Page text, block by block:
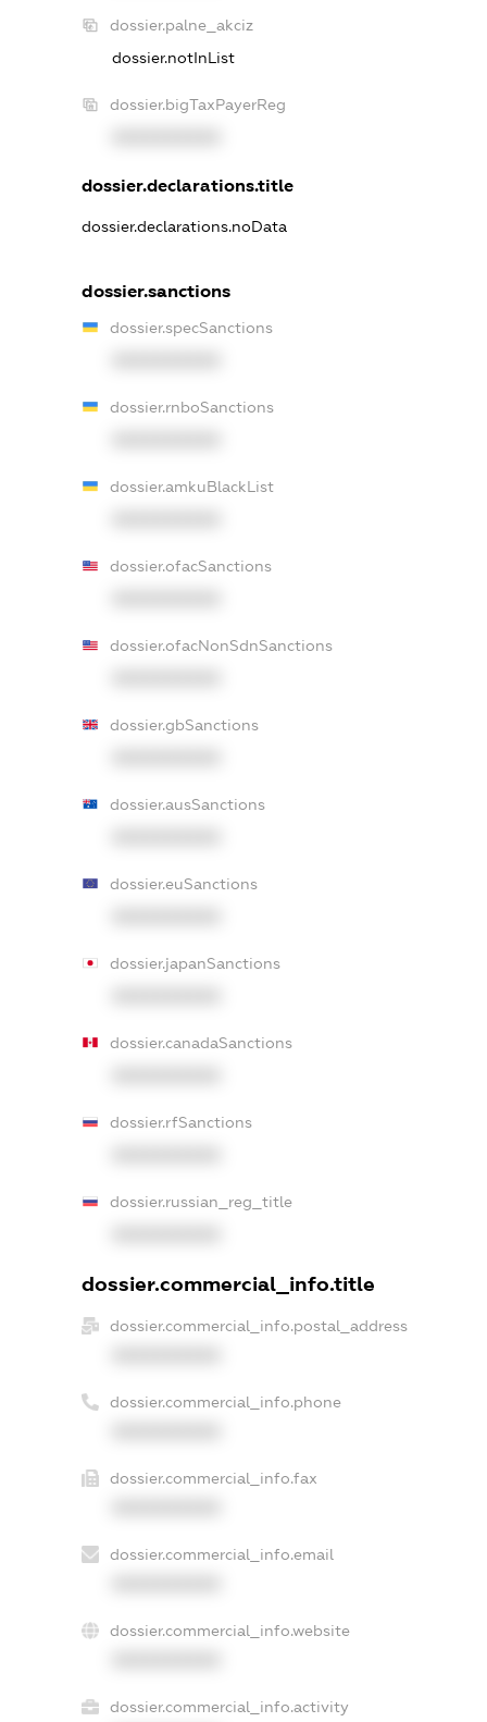
dossier.palne_akciz
dossier.notInList
dossier.bigTaxPayerReg
dossier.declarations.title
dossier.declarations.noData
dossier.sanctions
dossier.specSanctions
dossier.rnboSanctions
dossier.amkuBlackList
dossier.ofacSanctions
dossier.ofacNonSdnSanctions
dossier.gbSanctions
dossier.ausSanctions
dossier.euSanctions
dossier.japanSanctions
dossier.canadaSanctions
dossier.rfSanctions
dossier.russian_reg_title
dossier.commercial_info.title
dossier.commercial_info.postal_address
dossier.commercial_info.phone
dossier.commercial_info.fax
dossier.commercial_info.email
dossier.commercial_info.website
dossier.commercial_info.activity